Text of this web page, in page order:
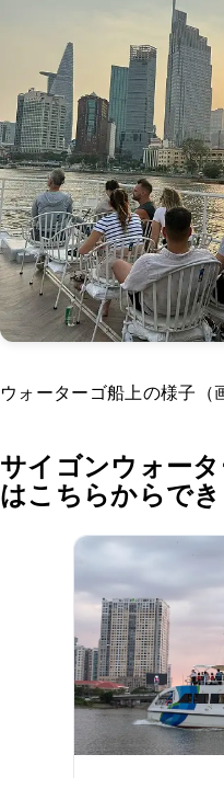
ウォーターゴ船上の様子（
サイゴンウォー
はこちらからでき